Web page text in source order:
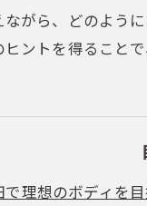
がら、どのよう
ントを得ること
で理想のボディを